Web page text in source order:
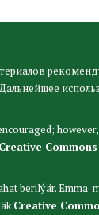
Creative
berilýär.
Creative